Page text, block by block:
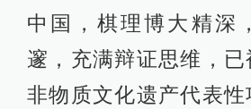
中国，棋理博大精深
邃，充满辩证思维，
非物质文化遗产代表